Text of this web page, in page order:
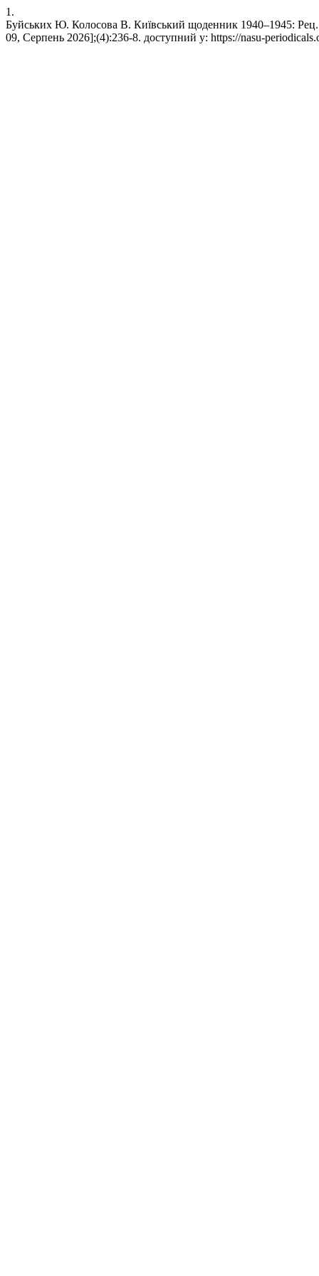
1.
Буйських Ю. Колосова В. Київський щоденник 1940–1945: Рец.
09, Серпень 2026];(4):236-8. доступний у: https://nasu-